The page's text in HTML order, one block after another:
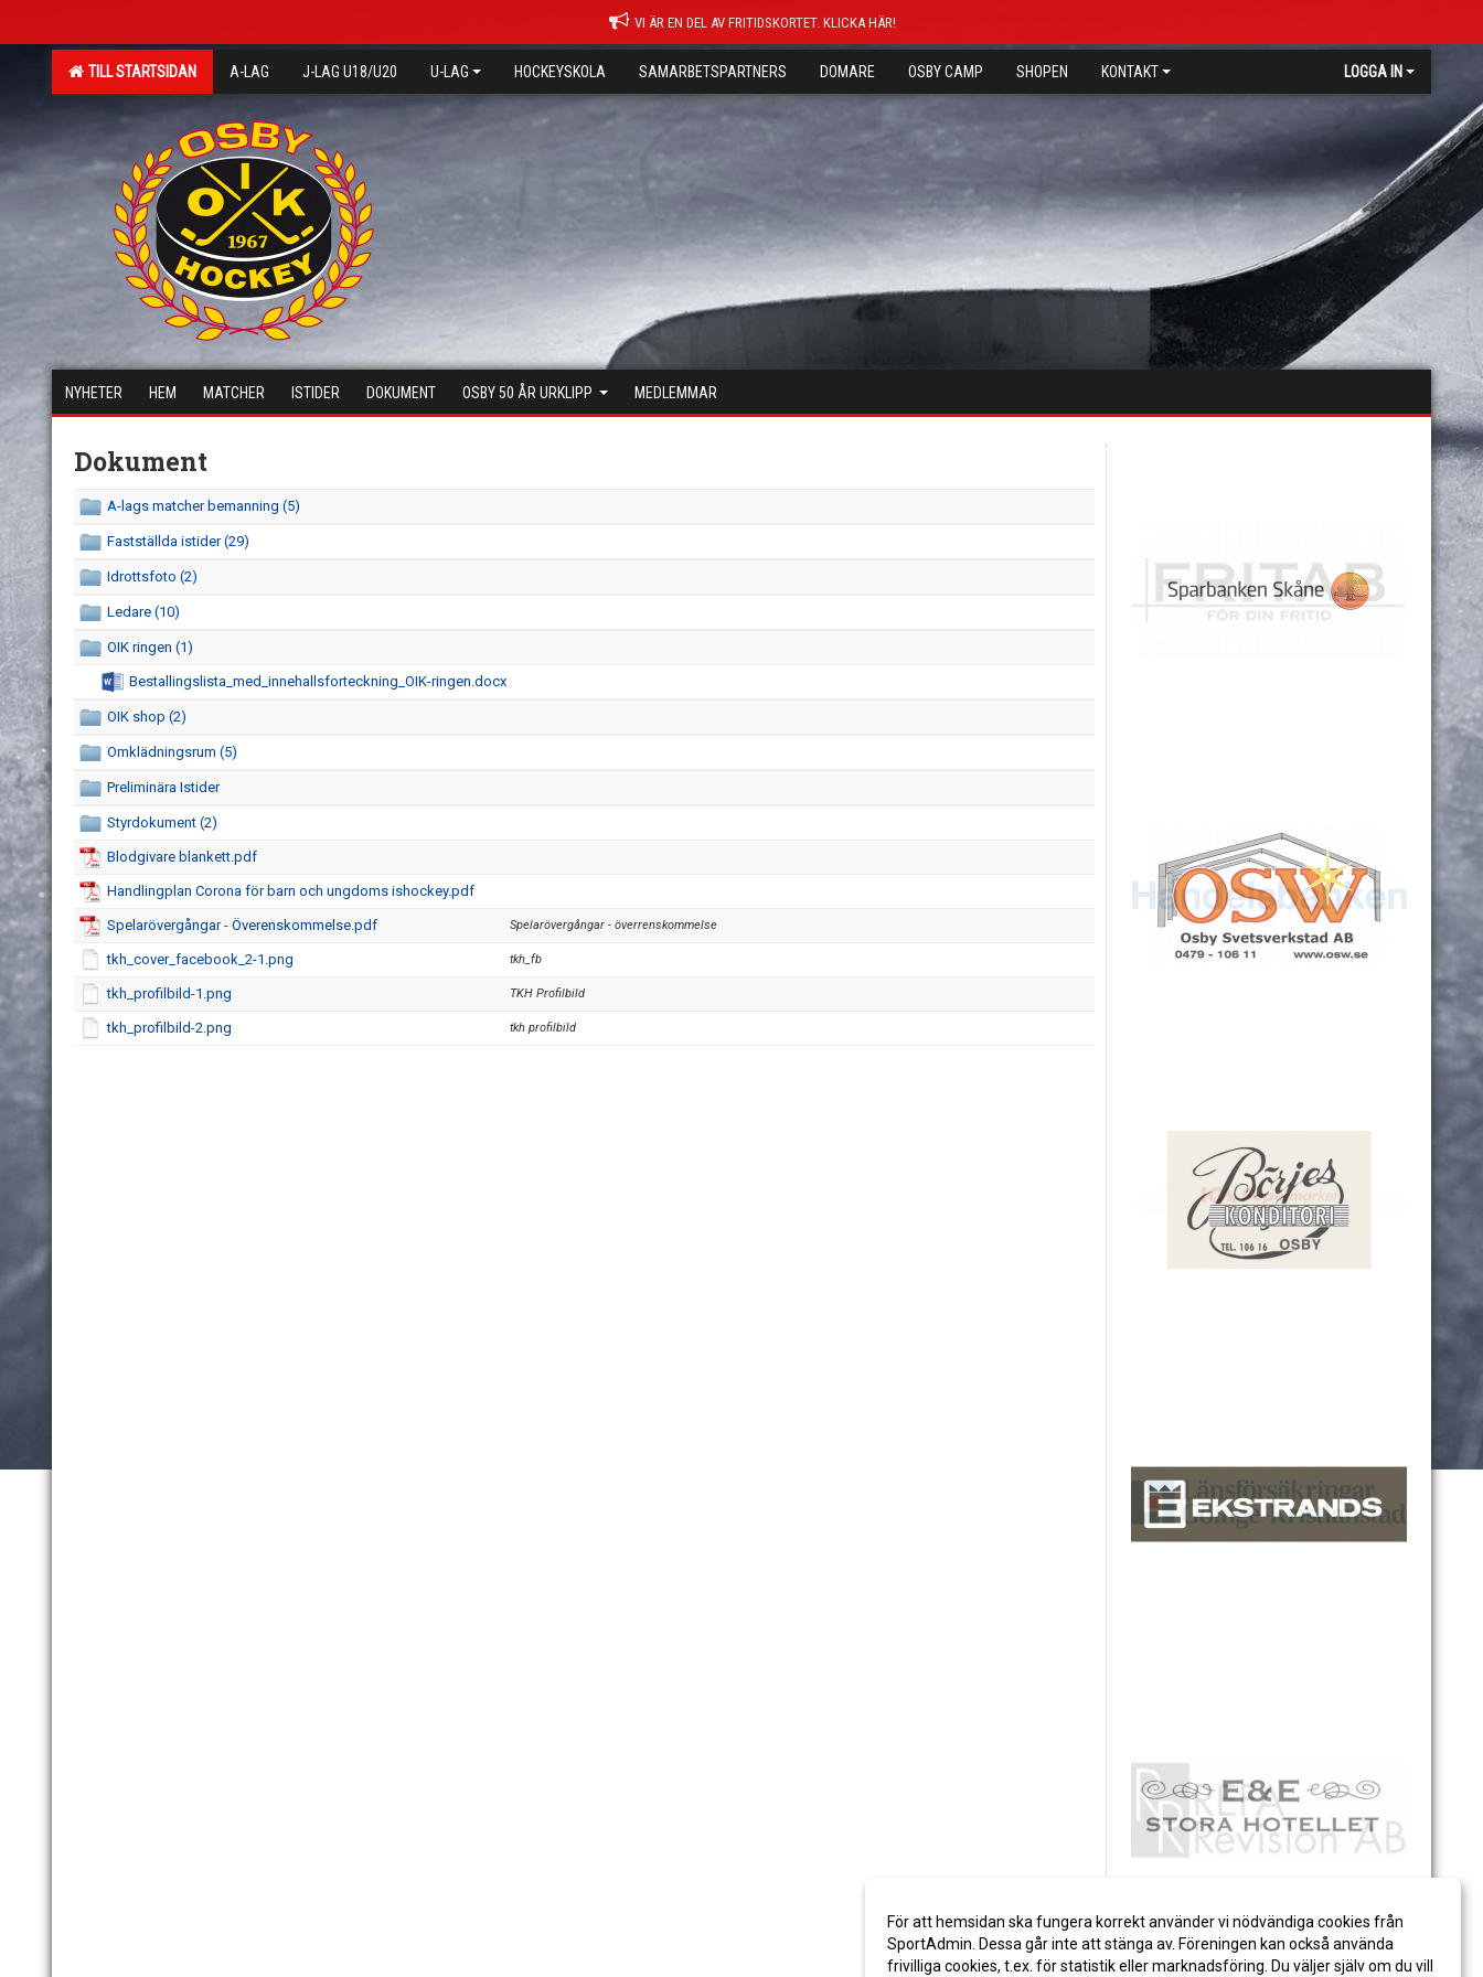
VI ÄR EN DEL AV FRITIDSKORTET. KLICKA HÄR!
TILL STARTSIDAN A-LAG J-LAG U18/U20 U-LAG HOCKEYSKOLA SAMARBETSPARTNERS DOMARE OSBY CAMP SHOPEN KONTAKT LOGGA IN
NYHETER HEM MATCHER ISTIDER DOKUMENT OSBY 50 ÅR URKLIPP MEDLEMMAR
Dokument
A-lags matcher bemanning (5)
Fastställda istider (29)
Idrottsfoto (2)
Ledare (10)
OIK ringen (1)
Bestallingslista_med_innehallsforteckning_OIK-ringen.docx
OIK shop (2)
Omklädningsrum (5)
Preliminära Istider
Styrdokument (2)
Blodgivare blankett.pdf
Handlingplan Corona för barn och ungdoms ishockey.pdf
Spelarövergångar - Överenskommelse.pdf Spelarövergångar - överrenskommelse
tkh_cover_facebook_2-1.png tkh_fb
tkh_profilbild-1.png TKH Profilbild
tkh_profilbild-2.png tkh profilbild
För att hemsidan ska fungera korrekt använder vi nödvändiga cookies från
SportAdmin. Dessa går inte att stänga av. Föreningen kan också använda
frivilliga cookies, t.ex. för statistik eller marknadsföring. Du väljer själv om du vill